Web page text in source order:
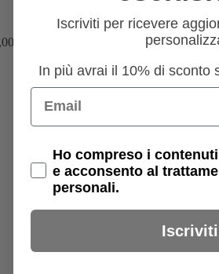
Iscriviti per ricevere
In più avrai il 10% di sconto
Email
Privacy Policy
Ho compreso i
e acconsento al
personali.
Iscriviti